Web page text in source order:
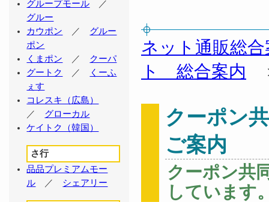
ネット通販総合
ト 総合案内
クーポン
ご案内
クーポン共
しています
グループモール ／
グルー
カウポン ／ グルー
ポン
くまポン ／ クーパ
グートク
／
くーふ
ぇす
コレスキ（広島）
／ グローカル
ケイトク（韓国）
さ行
品品プレミアムモー
ル ／ シェアリー